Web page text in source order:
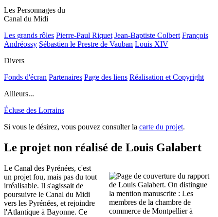
Les Personnages du
Canal du Midi
Les grands rôles Pierre-Paul Riquet Jean-Baptiste Colbert François
Andréossy Sébastien le Prestre de Vauban Louis XIV
Divers
Fonds d'écran Partenaires Page des liens Réalisation et Copyright
Ailleurs...
Écluse des Lorrains
Si vous le désirez, vous pouvez consulter la carte du projet.
Le projet non réalisé de Louis Galabert
Le Canal des Pyrénées, c'est
un projet fou, mais pas du tout
irréalisable. Il s'agissait de
poursuivre le Canal du Midi
vers les Pyrénées, et rejoindre
l'Atlantique à Bayonne. Ce